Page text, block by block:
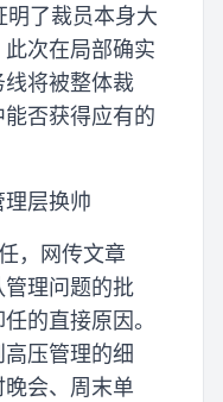
了裁员本身大
次在局部确实
将被整体裁
否获得应有的
层换帅
，网传文章
管理问题的批
的直接原因。
压管理的细
会、周末单